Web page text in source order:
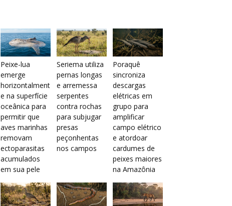
Peixe-lua
emerge
horizontalment
e na superfície
oceânica para
permitir que
aves marinhas
removam
ectoparasitas
acumulados
em sua pele
Seriema utiliza
pernas longas
e arremessa
serpentes
contra rochas
para subjugar
presas
peçonhentas
nos campos
Poraquê
sincroniza
descargas
elétricas em
grupo para
amplificar
campo elétrico
e atordoar
cardumes de
peixes maiores
na Amazônia